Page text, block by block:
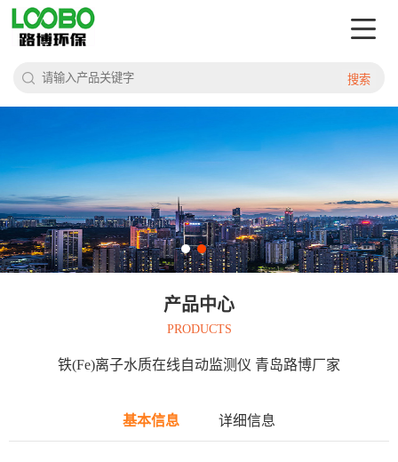
搜索
产品中心
PRODUCTS
铁(Fe)离子水质在线自动监测仪 青岛路博厂家
基本信息 详细信息